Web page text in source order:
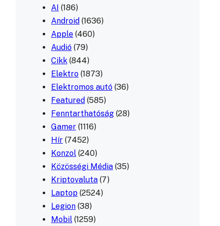
AI (186)
Android (1636)
Apple (460)
Audió (79)
Cikk (844)
Elektro (1873)
Elektromos autó (36)
Featured (585)
Fenntarthatóság (28)
Gamer (1116)
Hír (7452)
Konzol (240)
Közösségi Média (35)
Kriptovaluta (7)
Laptop (2524)
Legion (38)
Mobil (1259)